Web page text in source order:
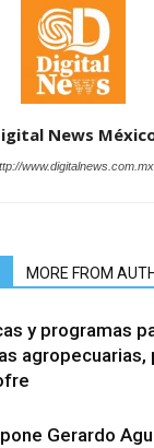
News
www.digitalnews.com.mx
MORE FROM
y programas
agropecuarias,
Gerardo